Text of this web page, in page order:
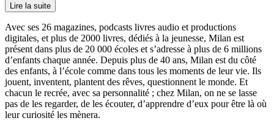
Lire la suite
Avec ses 26 magazines, podcasts livres audio et productions
digitales, et plus de 2000 livres, dédiés à la jeunesse, Milan est
présent dans plus de 20 000 écoles et s’adresse à plus de 6 millions
d’enfants chaque année. Depuis plus de 40 ans, Milan est du côté
des enfants, à l’école comme dans tous les moments de leur vie. Ils
jouent, inventent, plantent des rêves, questionnent le monde. Et
chacun le recrée, avec sa personnalité ; chez Milan, on ne se lasse
pas de les regarder, de les écouter, d’apprendre d’eux pour être là où
leur curiosité les mènera.